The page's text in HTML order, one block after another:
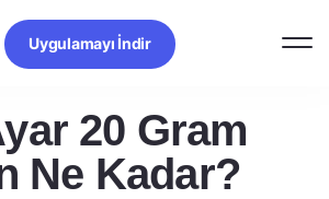
Uygulamayı İndir
20 Gram
Ne Kadar?